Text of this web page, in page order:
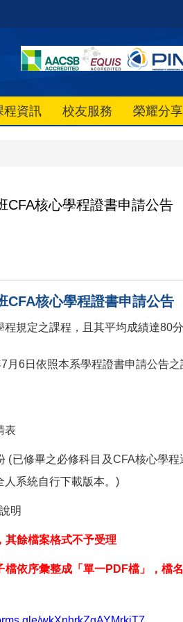
程資訊 校友服務 榮耀分享
CFA核心學程證書申請公告
CFA核心學程證書申請公告
規定之課程，且其平均成績達80分
月6日依照本系學程證書申請公告之
表
(已修畢之必修科目及CFA核心學
人系統自行下載版本。)
明
其餘檔案格式不予受理
檔依序彙整成「單一PDF檔」，檔